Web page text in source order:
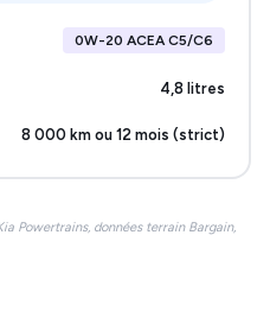
0W-20 ACEA C5/C6
4,8 litres
8 000 km ou 12 mois (strict)
Powertrains, données terrain Bargain,